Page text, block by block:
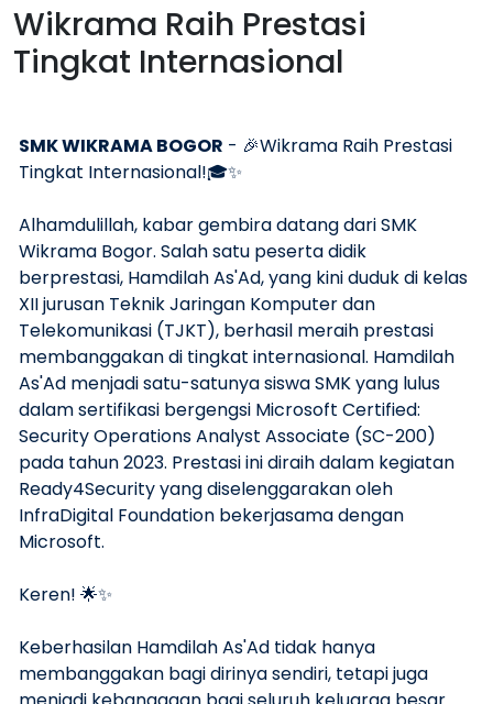
Wikrama Raih Prestasi
Tingkat Internasional
SMK WIKRAMA BOGOR - 🎉Wikrama Raih Prestasi
Tingkat Internasional!🎓✨
Alhamdulillah, kabar gembira datang dari SMK
Wikrama Bogor. Salah satu peserta didik
berprestasi, Hamdilah As'Ad, yang kini duduk di kelas
XII jurusan Teknik Jaringan Komputer dan
Telekomunikasi (TJKT), berhasil meraih prestasi
membanggakan di tingkat internasional. Hamdilah
As'Ad menjadi satu-satunya siswa SMK yang lulus
dalam sertifikasi bergengsi Microsoft Certified:
Security Operations Analyst Associate (SC-200)
pada tahun 2023. Prestasi ini diraih dalam kegiatan
Ready4Security yang diselenggarakan oleh
InfraDigital Foundation bekerjasama dengan
Microsoft.
Keren! 🌟✨
Keberhasilan Hamdilah As'Ad tidak hanya
membanggakan bagi dirinya sendiri, tetapi juga